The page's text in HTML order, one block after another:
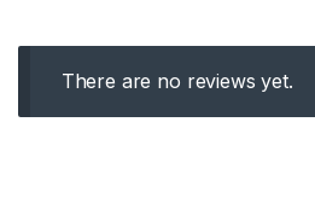
There are no reviews yet.